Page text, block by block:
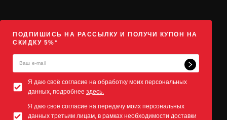
ПОДПИШИСЬ НА РАССЫЛКУ И ПОЛУЧИ КУПОН НА
СКИДКУ 5%*
Я даю своё согласие на обработку моих персональных
данных, подробнее здесь.
Я даю своё согласие на передачу моих персональных
данных третьим лицам, в рамках необходимости доставки